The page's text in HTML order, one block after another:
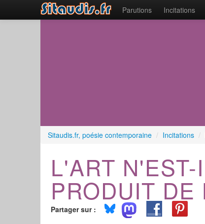
Parutions Incitations
Sitaudis.fr, poésie contemporaine / Incitations /
L'ART
PRODUIT DE
Partager sur :